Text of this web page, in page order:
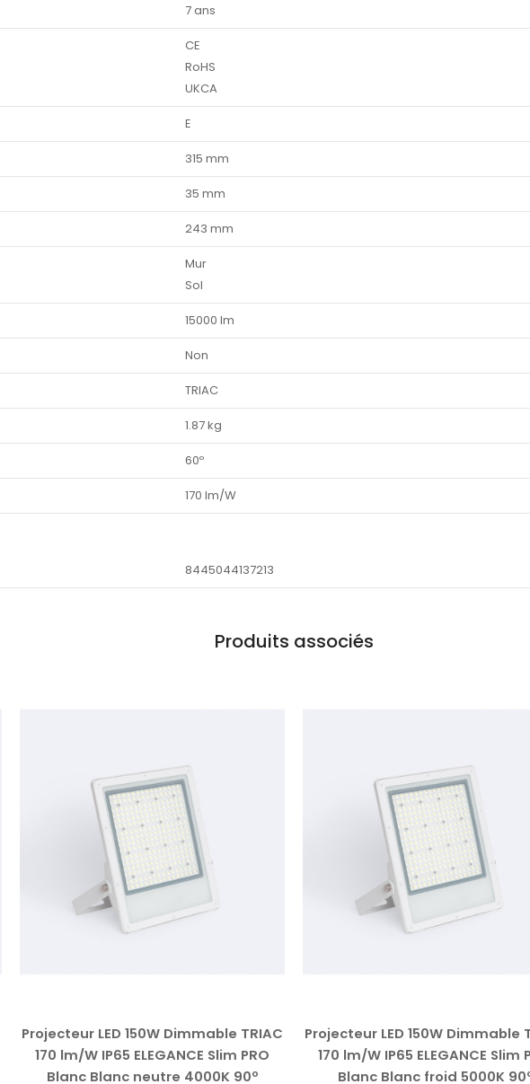
7 ans
CE
RoHS
UKCA
E
315 mm
35 mm
243 mm
Mur
Sol
15000 lm
Non
TRIAC
1.87 kg
60º
170 lm/W
8445044137213
Produits associés
Projecteur LED 150W Dimmable TRIAC
170 lm/W IP65 ELEGANCE Slim PRO
Blanc Blanc neutre 4000K 90º
Projecteur LED 150W Dimmable
170 lm/W IP65 ELEGANCE Slim
Blanc Blanc froid 5000K